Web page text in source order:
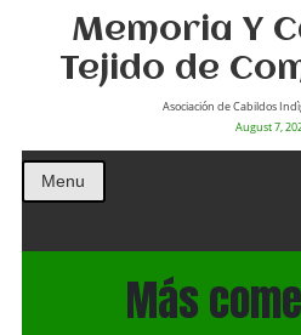
Memoria Y
Tejido de
Asociación de Cabildos
August 7,
Menu
Más